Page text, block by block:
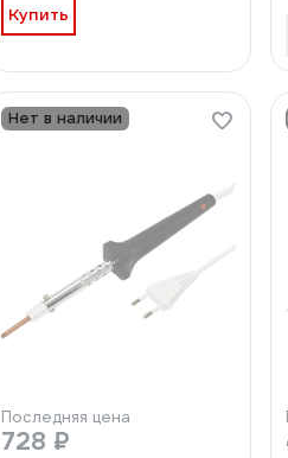
Купить
Нет в наличии
Последняя цена
728 ₽